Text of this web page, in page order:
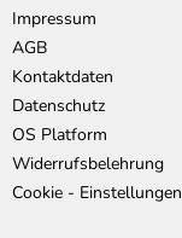
Impressum
AGB
Kontaktdaten
Datenschutz
OS Platform
Widerrufsbelehrung
Cookie - Einstellungen